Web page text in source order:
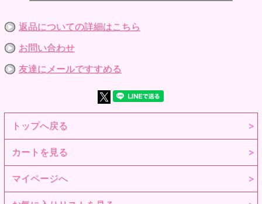
返品についての詳細はこちら
お問い合わせ
友達にメールですすめる
トップへ戻る
カートを見る
マイページへ